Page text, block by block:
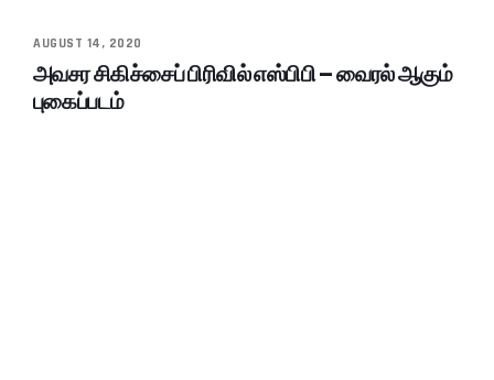
AUGUST 14, 2020
அவசர சிகிச்சைப் பிரிவில் எஸ்பிபி – வைரல் ஆகும்
புகைப்படம்